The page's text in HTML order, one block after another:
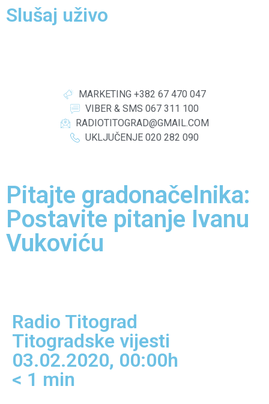
Slušaj uživo
MARKETING +382 67 470 047
VIBER & SMS 067 311 100
RADIOTITOGRAD@GMAIL.COM
UKLJUČENJE 020 282 090
Pitajte gradonačelnika:
Postavite pitanje Ivanu
Vukoviću
Radio Titograd
Titogradske vijesti
03.02.2020, 00:00h
< 1 min